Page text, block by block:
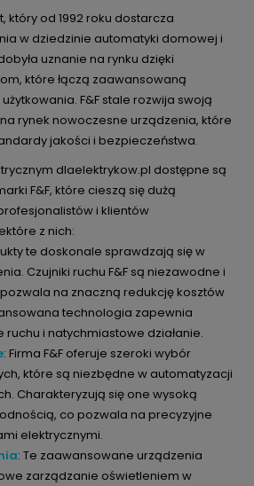
który od 1992 roku dostarcza
w dziedzinie automatyki domowej i
uznanie na rynku dzięki
które łączą zaawansowaną
F&F stale rozwija swoją
rynek nowoczesne urządzenia, które
jakości i bezpieczeństwa.
dlaelektrykow.pl dostępne są
F&F, które cieszą się dużą
i klientów
z nich:
te doskonale sprawdzają się w
Czujniki ruchu F&F są niezawodne i
na znaczną redukcję kosztów
technologia zapewnia
i natychmiastowe działanie.
: Firma F&F oferuje szeroki wybór
które są niezbędne w automatyzacji
Charakteryzują się one wysoką
co pozwala na precyzyjne
elektrycznymi.
: Te zaawansowane urządzenia
zarządzanie oświetleniem w